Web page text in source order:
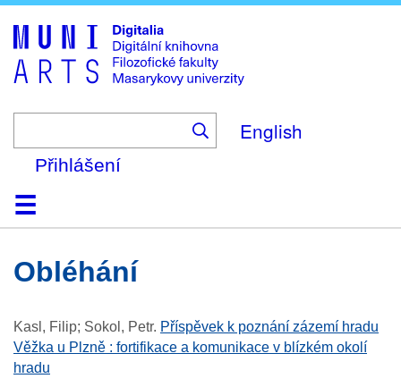
to
main
content
English
Přihlášení
DomůKolekce
Prohlížení
Vyhledávání
O platformě
Nápověda
KontaktDigitalia
obléhání
Kasl, Filip; Sokol, Petr. Příspěvek k poznání zázemí hradu
Věžka u Plzně : fortifikace a komunikace v blízkém okolí
hradu